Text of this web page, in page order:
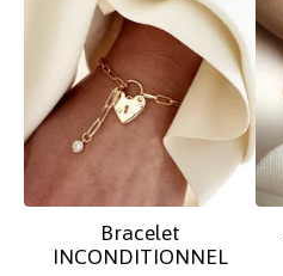
Bracelet
INCONDITIONNEL